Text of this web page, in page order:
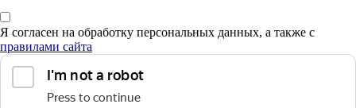
Я согласен на обработку персональных данных, а также с
правилами сайта